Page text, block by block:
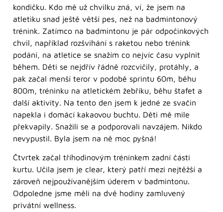
kondičku. Kdo mě už chvilku zná, ví, že jsem na
atletiku snad ještě větší pes, než na badmintonový
trénink. Zatímco na badmintonu je pár odpočinkových
chvil, například rozšvihání s raketou nebo trénink
podání, na atletice se snažím co nejvíc času vyplnit
během. Děti se nejdřív řádně rozcvičily, protáhly, a
pak začal menší teror v podobě sprintu 60m, běhu
800m, tréninku na atletickém žebříku, běhu štafet a
další aktivity. Na tento den jsem k jedné ze svačin
napekla i domácí kakaovou buchtu. Děti mě mile
překvapily. Snažili se a podporovali navzájem. Nikdo
nevypustil. Byla jsem na ně moc pyšná!
Čtvrtek začal tříhodinovým tréninkem zadní části
kurtu. Učila jsem je clear, který patří mezi nejtěžší a
zároveň nejpoužívanějším úderem v badmintonu.
Odpoledne jsme měli na dvě hodiny zamluvený
privátní wellness.